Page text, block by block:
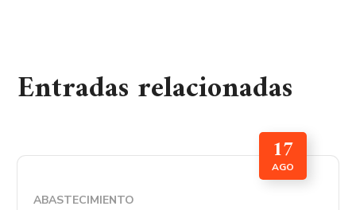
Entradas relacionadas
17
AGO
ABASTECIMIENTO